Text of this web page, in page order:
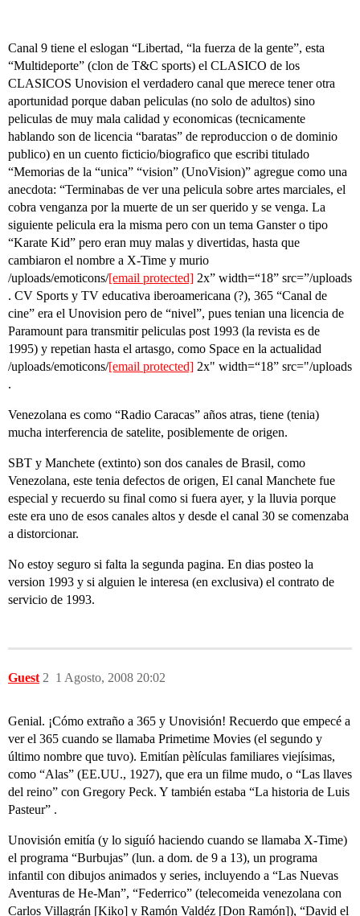
Canal 9 tiene el eslogan “Libertad, “la fuerza de la gente”, esta
“Multideporte” (clon de T&C sports) el CLASICO de los
CLASICOS Unovision el verdadero canal que merece tener otra
aportunidad porque daban peliculas (no solo de adultos) sino
peliculas de muy mala calidad y economicas (tecnicamente
hablando son de licencia “baratas” de reproduccion o de dominio
publico) en un cuento ficticio/biografico que escribi titulado
“Memorias de la “unica” “vision” (UnoVision)” agregue como una
anecdota: “Terminabas de ver una pelicula sobre artes marciales, el
cobra venganza por la muerte de un ser querido y se venga. La
siguiente pelicula era la misma pero con un tema Ganster o tipo
“Karate Kid” pero eran muy malas y divertidas, hasta que
cambiaron el nombre a X-Time y murio
/uploads/emoticons/[email protected] 2x” width=“18” src=”/uploads
. CV Sports y TV educativa iberoamericana (?), 365 “Canal de
cine” era el Unovision pero de “nivel”, pues tenian una licencia de
Paramount para transmitir peliculas post 1993 (la revista es de
1995) y repetian hasta el artasgo, como Space en la actualidad
/uploads/emoticons/[email protected] 2x" width=“18” src="/uploads
.
Venezolana es como “Radio Caracas” años atras, tiene (tenia)
mucha interferencia de satelite, posiblemente de origen.
SBT y Manchete (extinto) son dos canales de Brasil, como
Venezolana, este tenia defectos de origen, El canal Manchete fue
especial y recuerdo su final como si fuera ayer, y la lluvia porque
este era uno de esos canales altos y desde el canal 30 se comenzaba
a distorcionar.
No estoy seguro si falta la segunda pagina. En dias posteo la
version 1993 y si alguien le interesa (en exclusiva) el contrato de
servicio de 1993.
Guest 1 Agosto, 2008 20:02
2
Genial. ¡Cómo extraño a 365 y Unovisión! Recuerdo que empecé a
ver el 365 cuando se llamaba Primetime Movies (el segundo y
último nombre que tuvo). Emitían pèlículas familiares viejísimas,
como “Alas” (EE.UU., 1927), que era un filme mudo, o “Las llaves
del reino” con Gregory Peck. Y también estaba “La historia de Luis
Pasteur” .
Unovisión emitía (y lo siguíó haciendo cuando se llamaba X-Time)
el programa “Burbujas” (lun. a dom. de 9 a 13), un programa
infantil con dibujos animados y series, incluyendo a “Las Nuevas
Aventuras de He-Man”, “Federrico” (telecomeida venezolana con
Carlos Villagrán [Kiko] y Ramón Valdéz [Don Ramón]), “David el